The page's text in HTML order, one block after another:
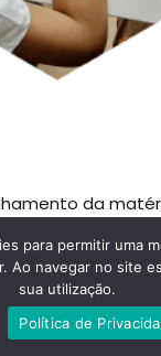
da
de
para permitir uma
Ao navegar no site
sua utilização.
Política de